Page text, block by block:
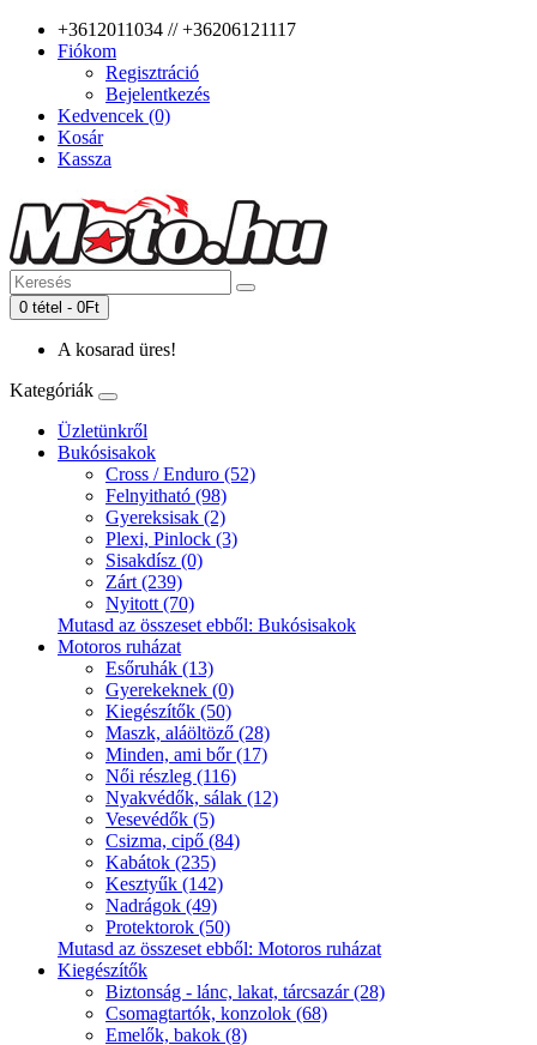
+3612011034 // +36206121117
Fiókom
Regisztráció
Bejelentkezés
Kedvencek (0)
Kosár
Kassza
0 tétel - 0Ft
A kosarad üres!
Kategóriák
Üzletünkről
Bukósisakok
Cross / Enduro (52)
Felnyitható (98)
Gyereksisak (2)
Plexi, Pinlock (3)
Sisakdísz (0)
Zárt (239)
Nyitott (70)
Mutasd az összeset ebből: Bukósisakok
Motoros ruházat
Esőruhák (13)
Gyerekeknek (0)
Kiegészítők (50)
Maszk, aláöltöző (28)
Minden, ami bőr (17)
Női részleg (116)
Nyakvédők, sálak (12)
Vesevédők (5)
Csizma, cipő (84)
Kabátok (235)
Kesztyűk (142)
Nadrágok (49)
Protektorok (50)
Mutasd az összeset ebből: Motoros ruházat
Kiegészítők
Biztonság - lánc, lakat, tárcsazár (28)
Csomagtartók, konzolok (68)
Emelők, bakok (8)